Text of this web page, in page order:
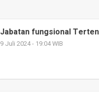
Jabatan fungsional
9 Juli 2024 - 19:04 WIB